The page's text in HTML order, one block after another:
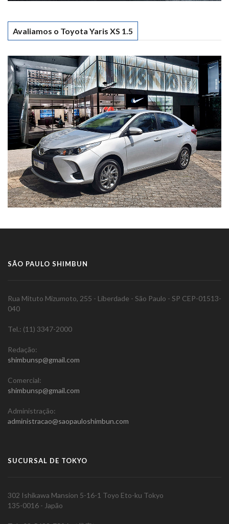
Avaliamos o Toyota Yaris XS 1.5
SÃO PAULO SHIMBUN
Rua Mituto Mizumoto, 255 - Liberdade - São Paulo - SP CEP-01513-
040
Tel.: (11) 3347-2000
Redação:
shimbunsp@gmail.com
Comercial:
shimbunsp@gmail.com
Administração:
administracao@saopauloshimbun.com
SUCURSAL DE TOKYO
302 Ishikawa Mansion 5-16-1 Toyo Eto-ku Tokyo
135-0016 - Japão